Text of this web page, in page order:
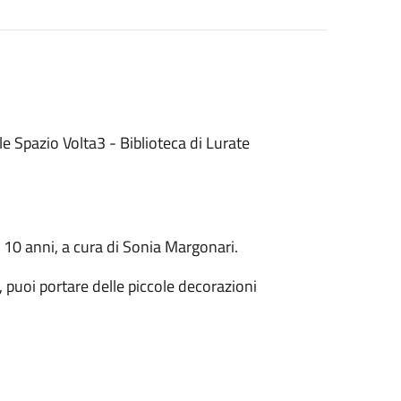
Spazio Volta3 - Biblioteca di Lurate
anni, a cura di Sonia Margonari.
portare delle piccole decorazioni